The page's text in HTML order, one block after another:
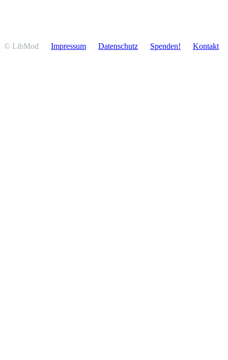
© LibMod Impressum Daten­schutz Spenden! Kontakt